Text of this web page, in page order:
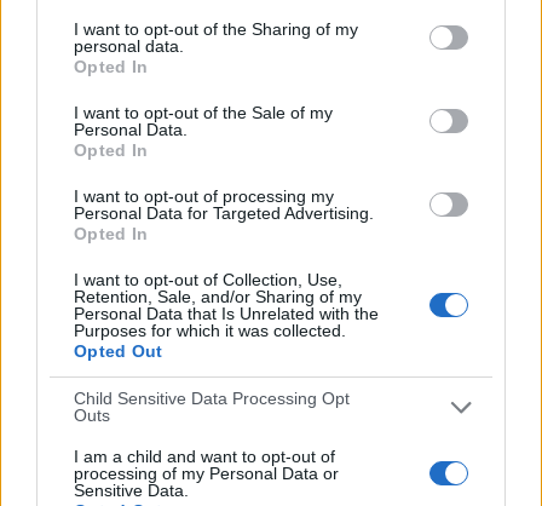
I want to opt-out of the Sharing of my
personal data.
Opted In
I want to opt-out of the Sale of my
Personal Data.
Opted In
I want to opt-out of processing my
Personal Data for Targeted Advertising.
Opted In
I want to opt-out of Collection, Use,
Retention, Sale, and/or Sharing of my
Personal Data that Is Unrelated with the
Purposes for which it was collected.
Opted Out
Child Sensitive Data Processing Opt
Outs
I am a child and want to opt-out of
processing of my Personal Data or
Sensitive Data.
OneFootball PPV, OneFootball
Fanatiz
137 (95,14%)
Brasileirão Play
OneFootball PPV
11 (7,64%)
2 (1,39%)
DÍAS
SIN PARTIDO
GRATUÍTO
PARTIDOS
50
CONSECUTIVOS
DE PAGO
74 partidos en local